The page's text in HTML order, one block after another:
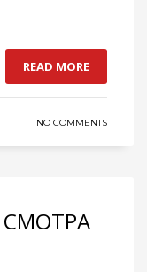
READ MORE
NO COMMENTS
СМОТРА